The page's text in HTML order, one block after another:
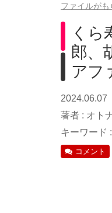
ファイルがも
くら
郎、
アフ
2024.06.07
著者 : オト
キーワード :
コメント